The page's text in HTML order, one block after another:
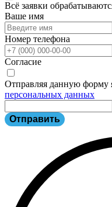
Всё заявки
Ваше имя
Номер телефона
Согласие
Отправляя данную форму
персональных данных
Отправить